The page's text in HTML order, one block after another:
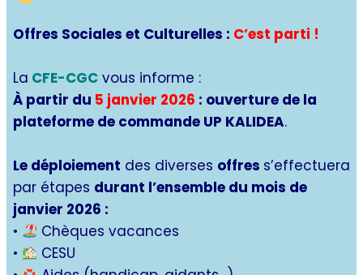
Offres Sociales et Culturelles : C’est parti !
La CFE-CGC vous informe :
À partir du 5 janvier 2026 : ouverture de la
plateforme de commande UP KALIDEA.
Le déploiement des diverses offres s’effectuera
par étapes durant l’ensemble du mois de
janvier 2026 :
•
Chèques vacances
•
CESU